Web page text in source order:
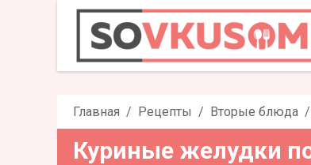
Куриные
Главная Рецепты Вторые блюда
Куриные желудки